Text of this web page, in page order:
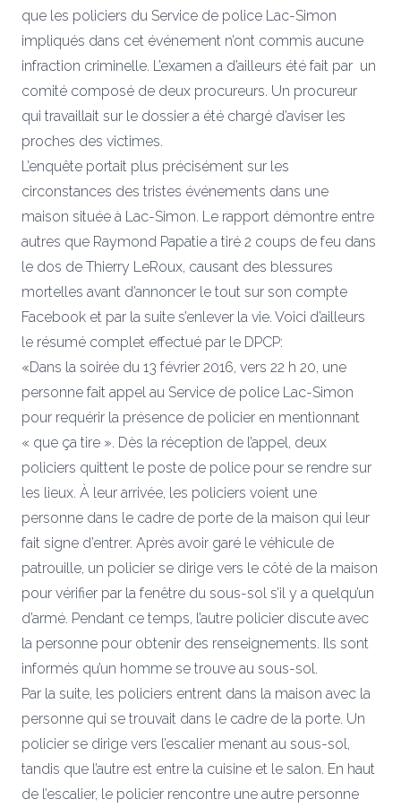
que les policiers du Service de police Lac-Simon
impliqués dans cet événement n’ont commis aucune
infraction criminelle. L’examen a d’ailleurs été fait par un
comité composé de deux procureurs. Un procureur
qui travaillait sur le dossier a été chargé d’aviser les
proches des victimes.
L’enquête portait plus précisément sur les
circonstances des tristes événements dans une
maison située à Lac-Simon. Le rapport démontre entre
autres que Raymond Papatie a tiré 2 coups de feu dans
le dos de Thierry LeRoux, causant des blessures
mortelles avant d’annoncer le tout sur son compte
Facebook et par la suite s’enlever la vie. Voici d’ailleurs
le résumé complet effectué par le DPCP:
«Dans la soirée du 13 février 2016, vers 22 h 20, une
personne fait appel au Service de police Lac-Simon
pour requérir la présence de policier en mentionnant
« que ça tire ». Dès la réception de l’appel, deux
policiers quittent le poste de police pour se rendre sur
les lieux. À leur arrivée, les policiers voient une
personne dans le cadre de porte de la maison qui leur
fait signe d’entrer. Après avoir garé le véhicule de
patrouille, un policier se dirige vers le côté de la maison
pour vérifier par la fenêtre du sous-sol s’il y a quelqu’un
d’armé. Pendant ce temps, l’autre policier discute avec
la personne pour obtenir des renseignements. Ils sont
informés qu’un homme se trouve au sous-sol.
Par la suite, les policiers entrent dans la maison avec la
personne qui se trouvait dans le cadre de la porte. Un
policier se dirige vers l’escalier menant au sous-sol,
tandis que l’autre est entre la cuisine et le salon. En haut
de l’escalier, le policier rencontre une autre personne